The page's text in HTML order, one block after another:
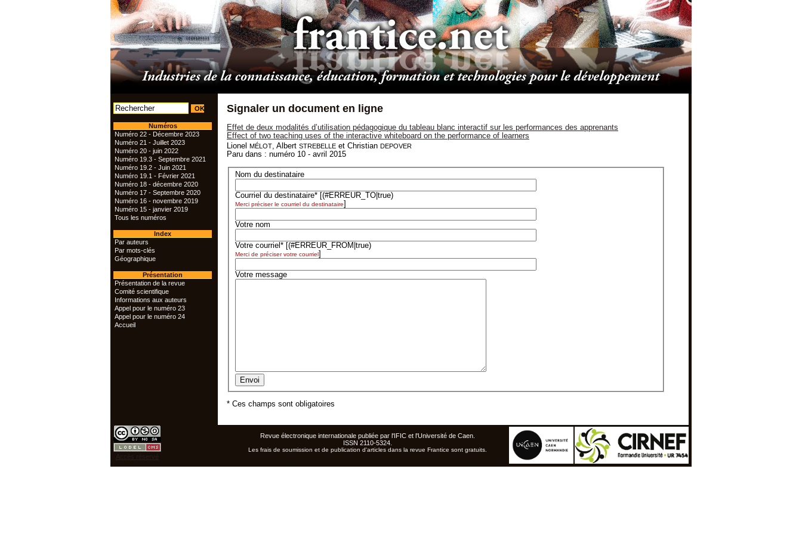
Numéros
Numéro 22 - Décembre 2023
Numéro 21 - Juillet 2023
Numéro 20 - juin 2022
Numéro 19.3 - Septembre 2021
Numéro 19.2 - Juin 2021
Numéro 19.1 - Février 2021
Numéro 18 - décembre 2020
Numéro 17 - Septembre 2020
Numéro 16 - novembre 2019
Numéro 15 - janvier 2019
Tous les numéros
Index
Par auteurs
Par mots-clés
Géographique
Présentation
Présentation de la revue
Comité scientifique
Informations aux auteurs
Appel pour le numéro 23
Appel pour le numéro 24
Accueil
Signaler un document en ligne
Effet de deux modalités d’utilisation pédagogique du tableau blanc interactif sur les performances des apprenants
Effect of two teaching uses of the interactive whiteboard on the performance of learners
Lionel mélot, Albert strebelle et Christian depover
Paru dans : numéro 10 - avril 2015
Nom du destinataire
Courriel du destinataire* [(#ERREUR_TO|true)
Merci préciser le courriel du destinataire
Votre nom
Votre courriel* [(#ERREUR_FROM|true)
Merci de préciser votre courriel ]
Votre message
* Ces champs sont obligatoires
Accès réservé
Revue électronique internationale publiée par l'IFIC et l'Université de Caen
ISSN 2110-5324.
Les frais de soumission et de publication d'articles dans la revue Frantice sont gratuits.